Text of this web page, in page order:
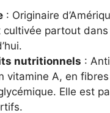
: Originaire
cultivée partout
nutritionnels :
vitamine A, en
Elle est